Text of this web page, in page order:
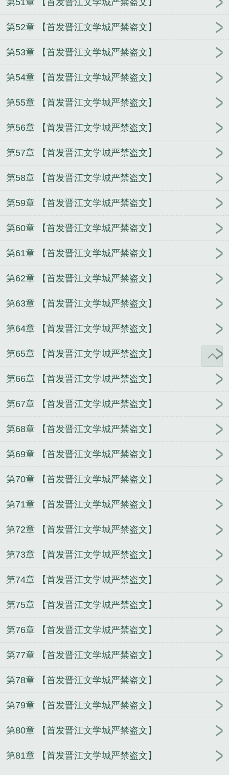
第51章 【首发晋江文学城严禁盗文】
第52章 【首发晋江文学城严禁盗文】
第53章 【首发晋江文学城严禁盗文】
第54章 【首发晋江文学城严禁盗文】
第55章 【首发晋江文学城严禁盗文】
第56章 【首发晋江文学城严禁盗文】
第57章 【首发晋江文学城严禁盗文】
第58章 【首发晋江文学城严禁盗文】
第59章 【首发晋江文学城严禁盗文】
第60章 【首发晋江文学城严禁盗文】
第61章 【首发晋江文学城严禁盗文】
第62章 【首发晋江文学城严禁盗文】
第63章 【首发晋江文学城严禁盗文】
第64章 【首发晋江文学城严禁盗文】
第65章 【首发晋江文学城严禁盗文】
第66章 【首发晋江文学城严禁盗文】
第67章 【首发晋江文学城严禁盗文】
第68章 【首发晋江文学城严禁盗文】
第69章 【首发晋江文学城严禁盗文】
第70章 【首发晋江文学城严禁盗文】
第71章 【首发晋江文学城严禁盗文】
第72章 【首发晋江文学城严禁盗文】
第73章 【首发晋江文学城严禁盗文】
第74章 【首发晋江文学城严禁盗文】
第75章 【首发晋江文学城严禁盗文】
第76章 【首发晋江文学城严禁盗文】
第77章 【首发晋江文学城严禁盗文】
第78章 【首发晋江文学城严禁盗文】
第79章 【首发晋江文学城严禁盗文】
第80章 【首发晋江文学城严禁盗文】
第81章 【首发晋江文学城严禁盗文】